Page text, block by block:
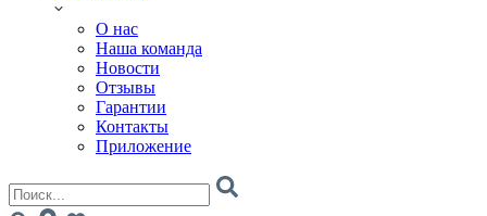
О нас
Наша команда
Новости
Отзывы
Гарантии
Контакты
Приложение